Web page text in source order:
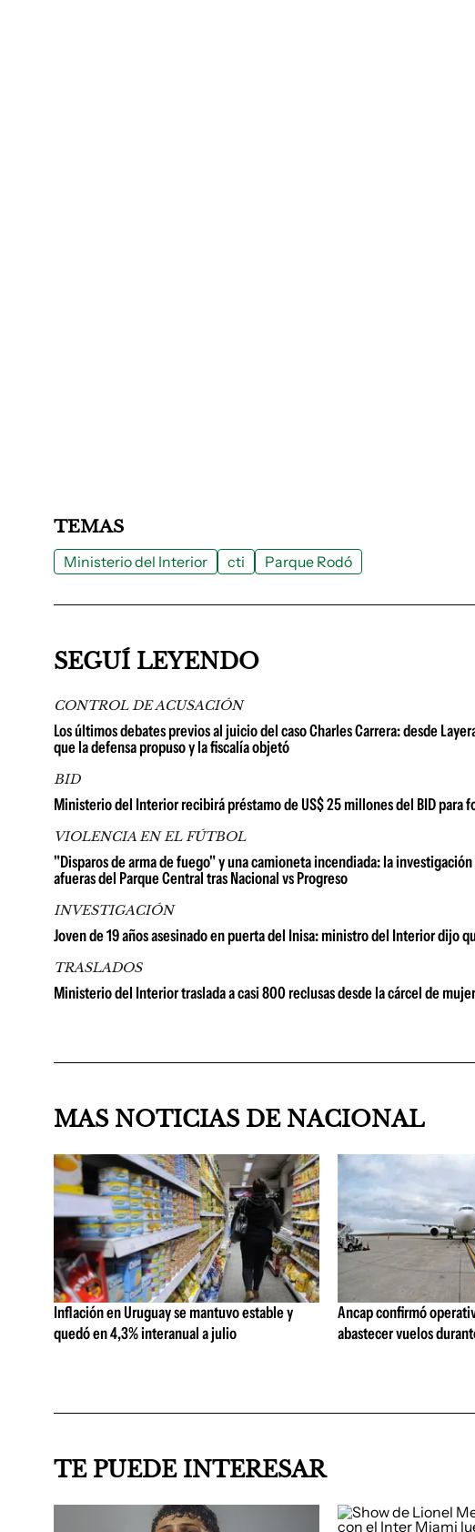
TEMAS
Ministerio del Interior cti Parque Rodó
SEGUÍ LEYENDO
CONTROL DE ACUSACIÓN
Los últimos debates previos al juicio del caso Charles Carrera: desde
que la defensa propuso y la fiscalía objetó
BID
Ministerio del Interior recibirá préstamo de US$ 25 millones del BID para
VIOLENCIA EN EL FÚTBOL
"Disparos de arma de fuego" y una camioneta incendiada: la
afueras del Parque Central tras Nacional vs Progreso
INVESTIGACIÓN
Joven de 19 años asesinado en puerta del Inisa: ministro del Interior dijo
TRASLADOS
Ministerio del Interior traslada a casi 800 reclusas desde la cárcel de
MAS NOTICIAS DE NACIONAL
Inflación en Uruguay se mantuvo estable y
quedó en 4,3% interanual a julio
Ancap confirmó
abastecer vuelos
TE PUEDE INTERESAR